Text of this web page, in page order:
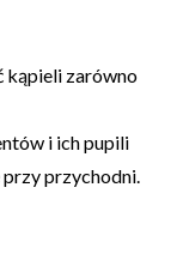
kąpieli zarówno
i ich pupili
przychodni.